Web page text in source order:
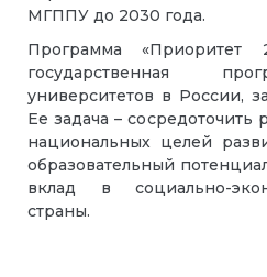
МГППУ до 2030 года.
Программа «Приоритет
государственная
университетов в России,
Ее задача –
национальных целей
образовательный
вклад в социально-
страны.